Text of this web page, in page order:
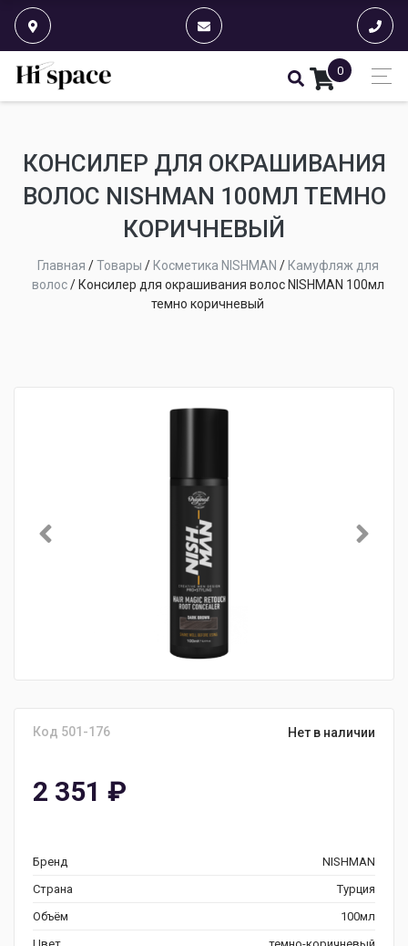
0
КОНСИЛЕР ДЛЯ ОКРАШИВАНИЯ
ВОЛОС NISHMAN 100МЛ ТЕМНО
КОРИЧНЕВЫЙ
Главная /Товары / Косметика NISHMAN / Камуфляж для
волос/ Консилер для окрашивания волос NISHMAN 100мл
темно коричневый
Код 501-176 Нет в наличии
2 351 ₽
Бренд
NISHMAN
Страна
Турция
Объём
100мл